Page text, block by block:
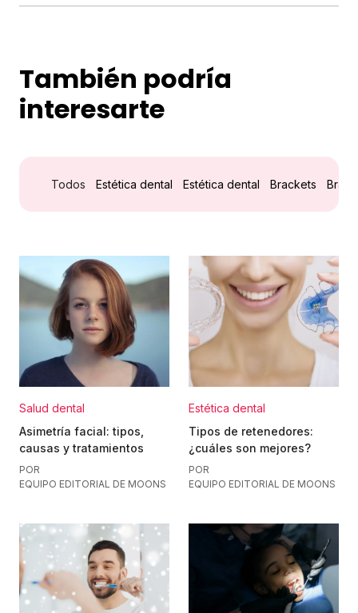
También podría
interesarte
Todos Estética dental Estética dental Brackets
Salud dental
Asimetría facial: tipos,
causas y tratamientos
POR
EQUIPO EDITORIAL DE MOONS
Estética dental
Tipos de retenedores:
¿cuáles son mejores?
POR
EQUIPO EDITORIAL DE MOONS